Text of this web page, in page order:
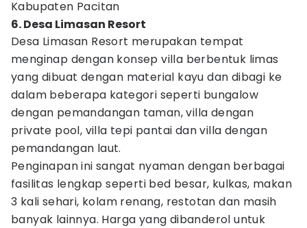
Kabupaten Pacitan
6. Desa Limasan Resort
Desa Limasan Resort merupakan tempat
menginap dengan konsep villa berbentuk limas
yang dibuat dengan material kayu dan dibagi ke
dalam beberapa kategori seperti bungalow
dengan pemandangan taman, villa dengan
private pool, villa tepi pantai dan villa dengan
pemandangan laut.
Penginapan ini sangat nyaman dengan berbagai
fasilitas lengkap seperti bed besar, kulkas, makan
3 kali sehari, kolam renang, restotan dan masih
banyak lainnya. Harga yang dibanderol untuk